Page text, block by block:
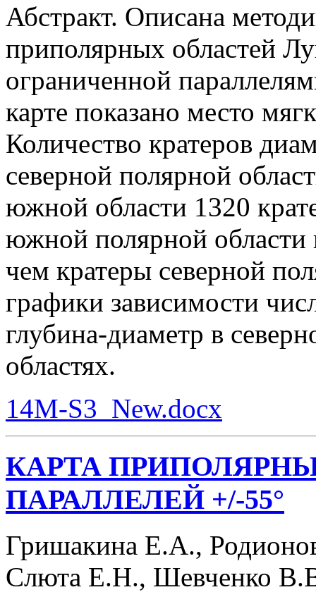
Абстракт. Описана
приполярных областей
ограниченной
карте показано место
Количество кратеров
северной полярной
южной области 1320
южной полярной области
чем кратеры северной
графики зависимости
глубина-диаметр в
областях.
14M-S3_New.docx
КАРТА
ПАРАЛЛЕЛЕЙ +/-55°
Гришакина Е.А.,
Слюта Е.Н., Шевченко